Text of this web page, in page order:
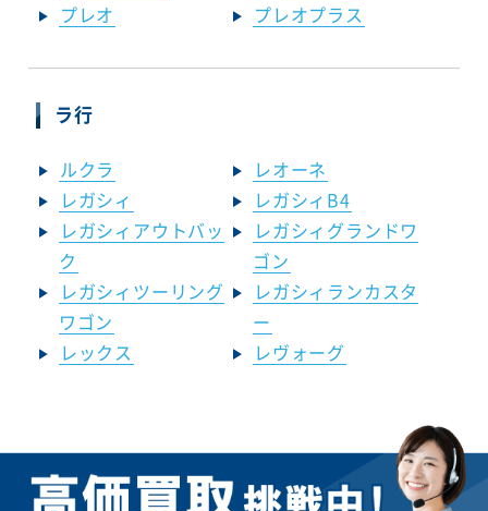
プレオ
プレオプラス
ラ行
ルクラ
レオーネ
レガシィ
レガシィB4
レガシィアウトバッ
ク
レガシィグランドワ
ゴン
レガシィツーリング
ワゴン
レガシィランカスタ
ー
レックス
レヴォーグ